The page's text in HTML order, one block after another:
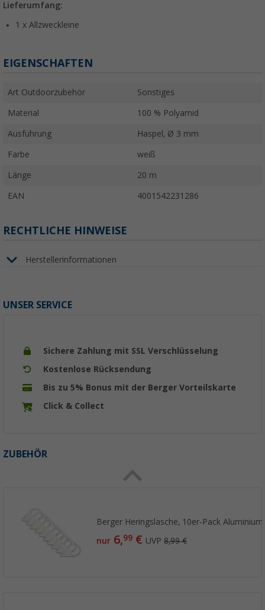
Lieferumfang:
1 x Allzweckleine
EIGENSCHAFTEN
Art Outdoorzubehör Sonstiges
Material 100 % Polyamid
Ausführung Haspel, Ø 3 mm
Farbe weiß
Länge 20 m
EAN 4001542231286
RECHTLICHE HINWEISE
Herstellerinformationen
UNSER SERVICE
Sichere Zahlung mit SSL Verschlüsselung
Kostenlose Rücksendung
Bis zu 5% Bonus mit der Berger Vorteilskarte
Click & Collect
ZUBEHÖR
Berger Heringslasche, 10er-Pack Aluminium
nur 6,99 € UVP8,99 €